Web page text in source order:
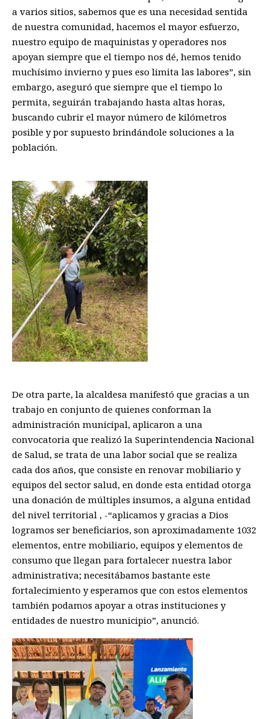
a varios sitios, sabemos que es una necesidad sentida
de nuestra comunidad, hacemos el mayor esfuerzo,
nuestro equipo de maquinistas y operadores nos
apoyan siempre que el tiempo nos dé, hemos tenido
muchísimo invierno y pues eso limita las labores”, sin
embargo, aseguró que siempre que el tiempo lo
permita, seguirán trabajando hasta altas horas,
buscando cubrir el mayor número de kilómetros
posible y por supuesto brindándole soluciones a la
población.
De otra parte, la alcaldesa manifestó que gracias a un
trabajo en conjunto de quienes conforman la
administración municipal, aplicaron a una
convocatoria que realizó la Superintendencia Nacional
de Salud, se trata de una labor social que se realiza
cada dos años, que consiste en renovar mobiliario y
equipos del sector salud, en donde esta entidad otorga
una donación de múltiples insumos, a alguna entidad
del nivel territorial , -“aplicamos y gracias a Dios
logramos ser beneficiarios, son aproximadamente 1032
elementos, entre mobiliario, equipos y elementos de
consumo que llegan para fortalecer nuestra labor
administrativa; necesitábamos bastante este
fortalecimiento y esperamos que con estos elementos
también podamos apoyar a otras instituciones y
entidades de nuestro municipio”, anunció.